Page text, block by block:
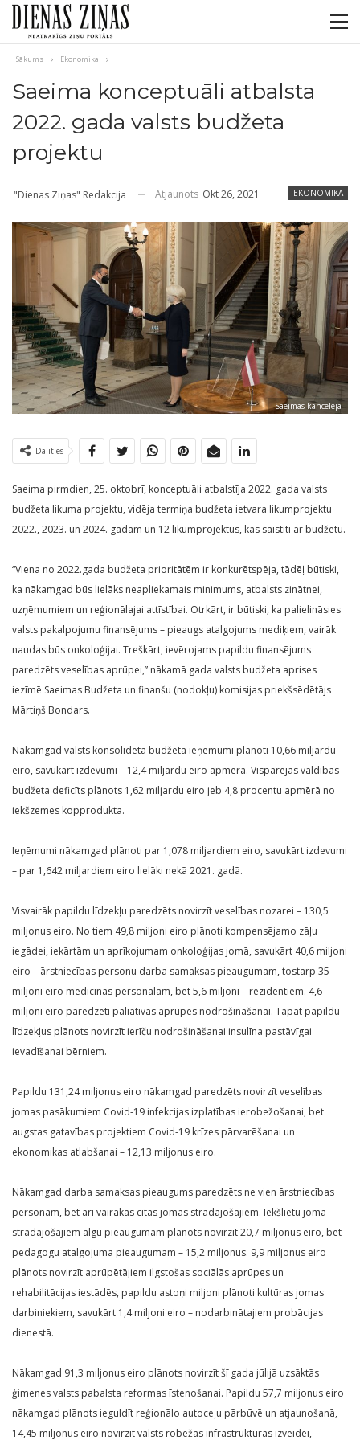
Sākums Ekonomika
Saeima konceptuāli atbalsta
2022. gada valsts budžeta
projektu
EKONOMIKA
"Dienas Ziņas" Redakcija Atjaunots Okt 26, 2021
Saeimas kanceleja
Dalīties
Saeima pirmdien, 25. oktobrī, konceptuāli atbalstīja 2022. gada valsts
budžeta likuma projektu, vidēja termiņa budžeta ietvara likumprojektu
2022., 2023. un 2024. gadam un 12 likumprojektus, kas saistīti ar budžetu.
“Viena no 2022.gada budžeta prioritātēm ir konkurētspēja, tādēļ būtiski,
ka nākamgad būs lielāks neapliekamais minimums, atbalsts zinātnei,
uzņēmumiem un reģionālajai attīstībai. Otrkārt, ir būtiski, ka palielināsies
valsts pakalpojumu finansējums – pieaugs atalgojums mediķiem, vairāk
naudas būs onkoloģijai. Treškārt, ievērojams papildu finansējums
paredzēts veselības aprūpei,” nākamā gada valsts budžeta aprises
iezīmē Saeimas Budžeta un finanšu (nodokļu) komisijas priekšsēdētājs
Mārtiņš Bondars.
Nākamgad valsts konsolidētā budžeta ieņēmumi plānoti 10,66 miljardu
eiro, savukārt izdevumi – 12,4 miljardu eiro apmērā. Vispārējās valdības
budžeta deficīts plānots 1,62 miljardu eiro jeb 4,8 procentu apmērā no
iekšzemes kopprodukta.
Ieņēmumi nākamgad plānoti par 1,078 miljardiem eiro, savukārt izdevumi
– par 1,642 miljardiem eiro lielāki nekā 2021. gadā.
Visvairāk papildu līdzekļu paredzēts novirzīt veselības nozarei – 130,5
miljonus eiro. No tiem 49,8 miljoni eiro plānoti kompensējamo zāļu
iegādei, iekārtām un aprīkojumam onkoloģijas jomā, savukārt 40,6 miljoni
eiro – ārstniecības personu darba samaksas pieaugumam, tostarp 35
miljoni eiro medicīnas personālam, bet 5,6 miljoni – rezidentiem. 4,6
miljoni eiro paredzēti paliatīvās aprūpes nodrošināšanai. Tāpat papildu
līdzekļus plānots novirzīt ierīču nodrošināšanai insulīna pastāvīgai
ievadīšanai bērniem.
Papildu 131,24 miljonus eiro nākamgad paredzēts novirzīt veselības
jomas pasākumiem Covid-19 infekcijas izplatības ierobežošanai, bet
augstas gatavības projektiem Covid-19 krīzes pārvarēšanai un
ekonomikas atlabšanai – 12,13 miljonus eiro.
Nākamgad darba samaksas pieaugums paredzēts ne vien ārstniecības
personām, bet arī vairākās citās jomās strādājošajiem. Iekšlietu jomā
strādājošajiem algu pieaugumam plānots novirzīt 20,7 miljonus eiro, bet
pedagogu atalgojuma pieaugumam – 15,2 miljonus. 9,9 miljonus eiro
plānots novirzīt aprūpētājiem ilgstošas sociālās aprūpes un
rehabilitācijas iestādēs, papildu astoņi miljoni plānoti kultūras jomas
darbiniekiem, savukārt 1,4 miljoni eiro – nodarbinātajiem probācijas
dienestā.
Nākamgad 91,3 miljonus eiro plānots novirzīt šī gada jūlijā uzsāktās
ģimenes valsts pabalsta reformas īstenošanai. Papildu 57,7 miljonus eiro
nākamgad plānots ieguldīt reģionālo autoceļu pārbūvē un atjaunošanā,
14,45 miljonus eiro novirzīt valsts robežas infrastruktūras izveidei,